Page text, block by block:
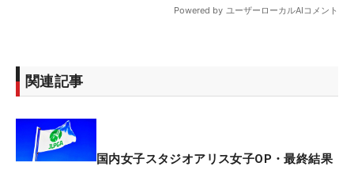
関連記事
国内女子スタジオアリス女子OP・最終結果